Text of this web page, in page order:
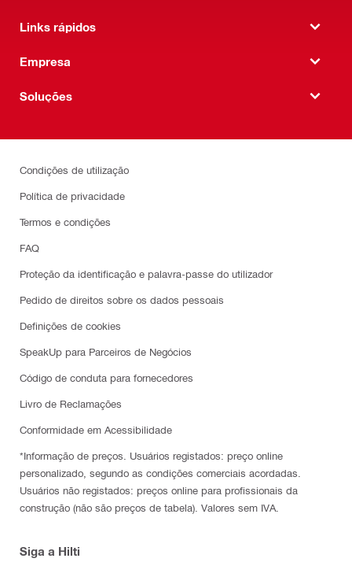
Links rápidos
Empresa
Soluções
Condições de utilização
Política de privacidade
Termos e condições
FAQ
Proteção da identificação e palavra-passe do utilizador
Pedido de direitos sobre os dados pessoais
Definições de cookies
SpeakUp para Parceiros de Negócios
Código de conduta para fornecedores
Livro de Reclamações
Conformidade em Acessibilidade
*Informação de preços. Usuários registados: preço online
personalizado, segundo as condições comerciais acordadas.
Usuários não registados: preços online para profissionais da
construção (não são preços de tabela). Valores sem IVA.
Siga a Hilti